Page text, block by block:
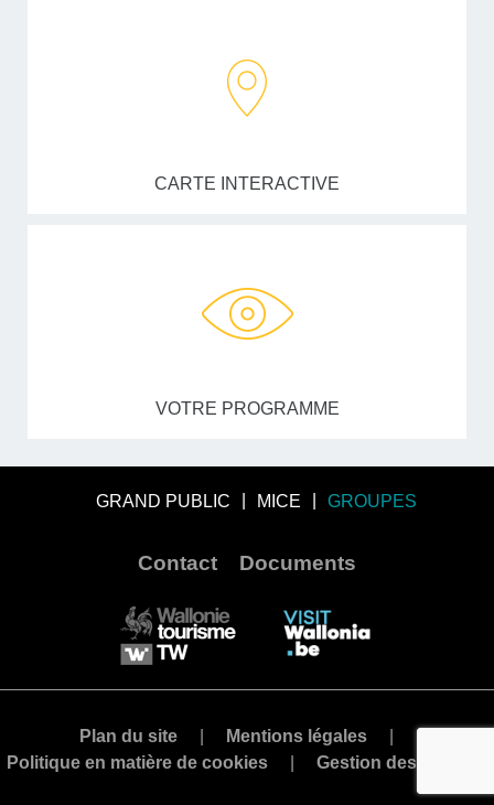
CARTE INTERACTIVE
VOTRE PROGRAMME
GRAND PUBLIC MICE GROUPES
Contact Documents
Plan du site
Mentions légales
Politique en matière de cookies
Gestion des cookies